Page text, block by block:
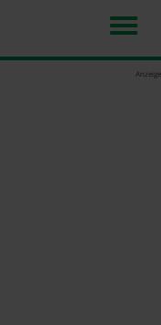
Anzeige